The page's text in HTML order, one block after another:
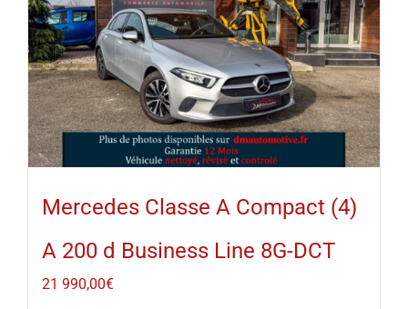
Mercedes Classe A Compact (4)
A 200 d Business Line 8G-DCT
21 990,00€